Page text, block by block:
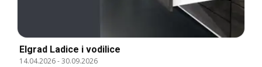
Elgrad Ladice i vodilice
14.04.2026-30.09.2026